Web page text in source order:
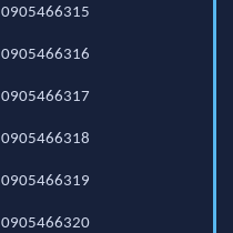
0905466315
0905466316
0905466317
0905466318
0905466319
0905466320